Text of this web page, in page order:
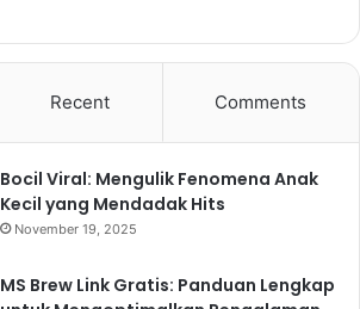
Recent Comments
Bocil Viral: Mengulik Fenomena Anak
Kecil yang Mendadak Hits
November 19, 2025
MS Brew Link Gratis: Panduan Lengkap